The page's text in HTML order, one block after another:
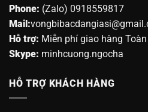
Phone: (Zalo) 0918559817
Mail:
Hỗ trợ: Miễn phí giao hàng
Skype: minhcuong.ngocha
HỖ TRỢ KHÁCH HÀNG